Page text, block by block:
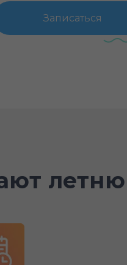
Записаться